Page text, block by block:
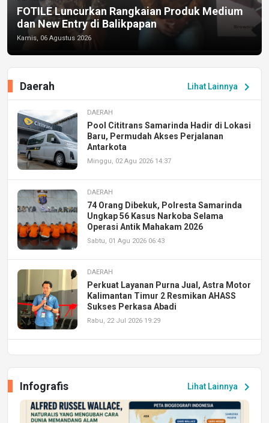
FOTILE Luncurkan Rangkaian Produk Medium
dan New Entry di Balikpapan
Kamis, 06 Agustus 2026
Lihat Lainnya chevron_right
Daerah
DAERAH
Pool Cititrans Samarinda Hadir di Lokasi
Baru, Permudah Akses Perjalanan
Antarkota
Minggu, 02 Agu 2026 14:37
DAERAH
74 Orang Dibekuk, Polresta Samarinda
Ungkap 56 Kasus Narkoba Selama
Operasi Antik Mahakam 2026
Sabtu, 01 Agu 2026 06:43
DAERAH
Perkuat Layanan Purna Jual, Astra Motor
Kalimantan Timur 2 Resmikan AHASS
Sukses Perkasa Abadi
Rabu, 22 Jul 2026 19:29
Peluang Kerja dan Magang
Jumat, 17 Jul 2026 22:30
Lihat Lainnya chevron_right
Infografis